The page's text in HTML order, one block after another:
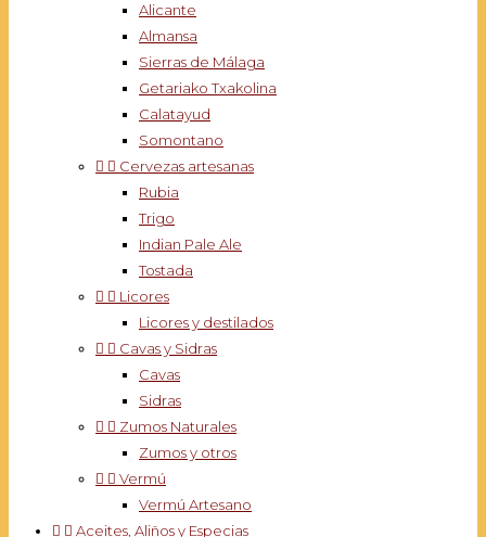
Alicante
Almansa
Sierras de Málaga
Getariako Txakolina
Calatayud
Somontano
  Cervezas artesanas
Rubia
Trigo
Indian Pale Ale
Tostada
  Licores
Licores y destilados
  Cavas y Sidras
Cavas
Sidras
  Zumos Naturales
Zumos y otros
  Vermú
Vermú Artesano
  Aceites, Aliños y Especias